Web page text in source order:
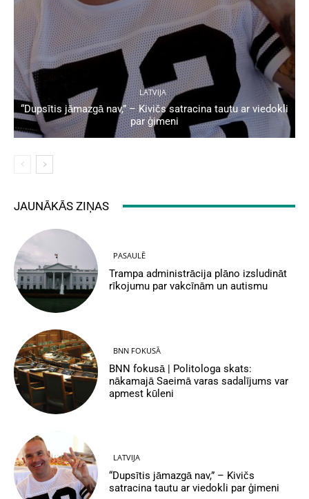
LATVIJA
“Dupsītis jāmazgā nav,” – Kivičs satracina tautu ar viedokli
par ģimeni
JAUNĀKĀS ZIŅAS
PASAULĒ
Trampa administrācija plāno izsludināt
rīkojumu par vakcīnām un autismu
BNN FOKUSĀ
BNN fokusā | Politologa skats:
nākamajā Saeimā varas sadalījums var
apmest kūleni
LATVIJA
“Dupsītis jāmazgā nav,” – Kivičs
satracina tautu ar viedokli par ģimeni